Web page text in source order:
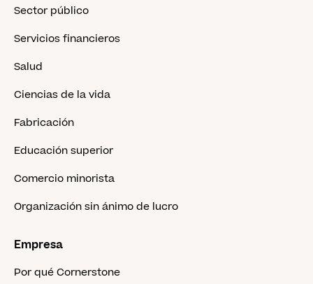
Sector público
Servicios financieros
Salud
Ciencias de la vida
Fabricación
Educación superior
Comercio minorista
Organización sin ánimo de lucro
Empresa
Por qué Cornerstone